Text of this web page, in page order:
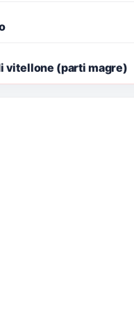
vitellone (parti magre)